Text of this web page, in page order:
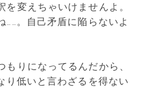
変えちゃいけませんよ。
……。自己矛盾に陥らないよ
もりになってるんだから、
り低いと言わざるを得ない